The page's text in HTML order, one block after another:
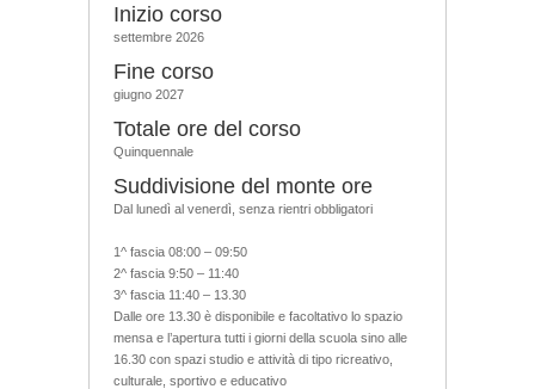
Inizio corso
settembre 2026
Fine corso
giugno 2027
Totale ore del corso
Quinquennale
Suddivisione del monte ore
Dal lunedì al venerdì, senza rientri obbligatori
1^ fascia 08:00 – 09:50
2^ fascia 9:50 – 11:40
3^ fascia 11:40 – 13.30
Dalle ore 13.30 è disponibile e facoltativo lo spazio
mensa e l’apertura tutti i giorni della scuola sino alle
16.30 con spazi studio e attività di tipo ricreativo,
culturale, sportivo e educativo